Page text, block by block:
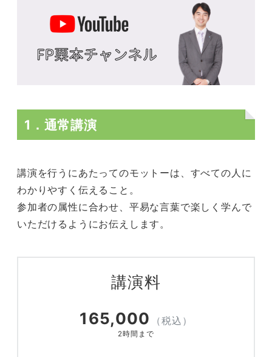
1．通常講演
講演を行うにあたってのモットーは、すべての人に
わかりやすく伝えること。
参加者の属性に合わせ、平易な言葉で楽しく学んで
いただけるようにお伝えします。
講演料
165,000
（税込）
2時間まで